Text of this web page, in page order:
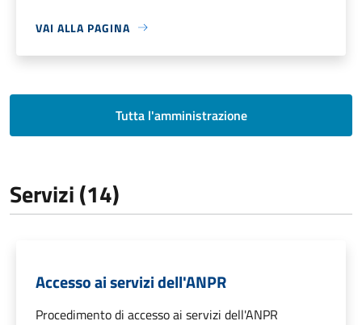
VAI ALLA PAGINA
Tutta l'amministrazione
Servizi (14)
Accesso ai servizi dell'ANPR
Procedimento di accesso ai servizi dell'ANPR